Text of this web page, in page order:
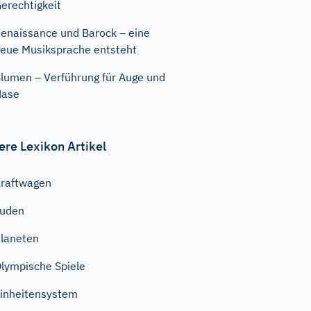
und Barock – eine
Musiksprache entsteht
– Verführung für Auge und
Lexikon Artikel
Spiele